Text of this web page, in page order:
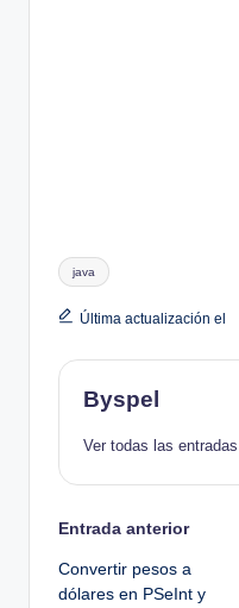
Etiquetas:
java
Última actualización el
Byspel
Ver todas las entradas
Navegación
de
Entrada anterior
Convertir pesos a
dólares en PSeInt y